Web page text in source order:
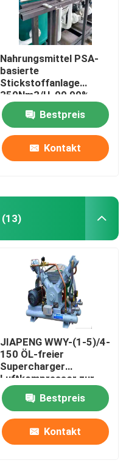
Nahrungsmittel PSA-
basierte
Stickstoffanlage
350Nm3/H, 99,99%
Reinheit
Bestpreis
Kontakt
(13)
JIAPENG WWY-(1-5)/4-
150 ÖL-freier
Supercharger
Luftkompressor zur
Sauerstofffüllung
Bestpreis
Kontakt